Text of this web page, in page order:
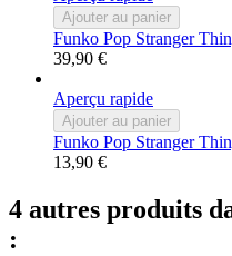
Ajouter au panier
Funko Pop Stranger
39,90 €
Aperçu rapide
Ajouter au panier
Funko Pop Stranger
13,90 €
4 autres produits
: